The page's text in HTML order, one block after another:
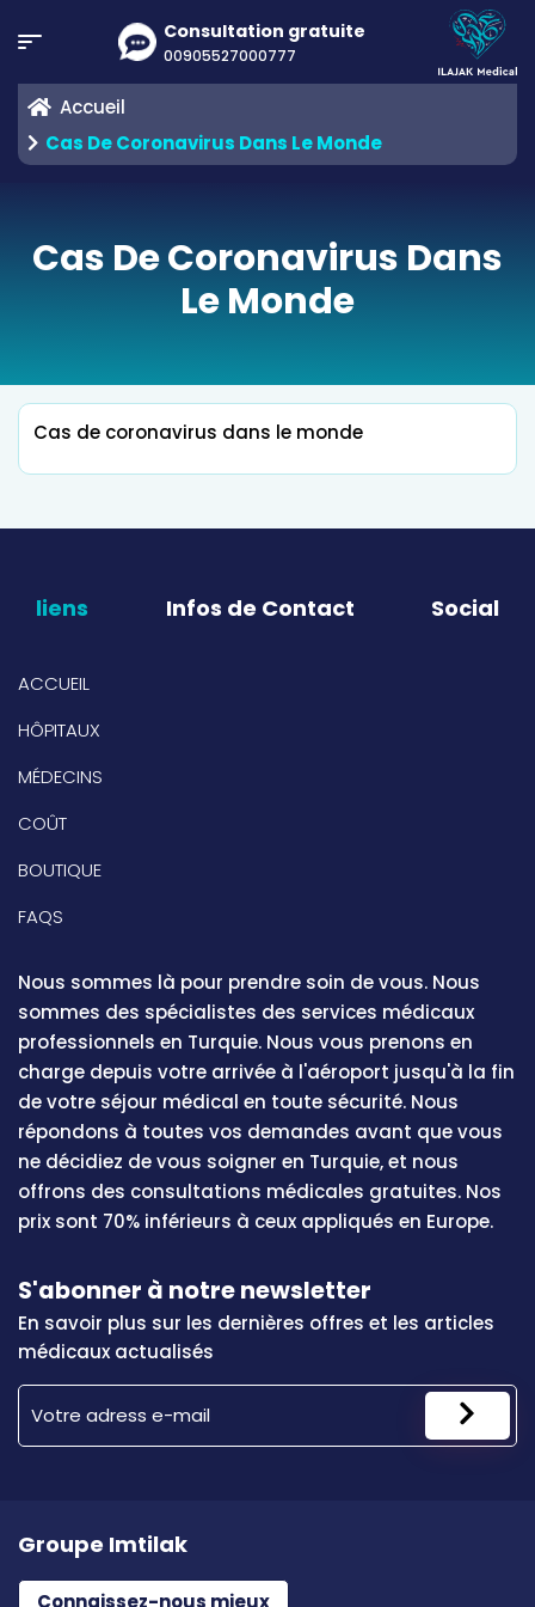
Consultation gratuite
00905527000777
Accueil
Cas De Coronavirus Dans Le Monde
Cas De Coronavirus Dans
Le Monde
Cas de coronavirus dans le monde
liens Infos de Contact Social
ACCUEIL
HÔPITAUX
MÉDECINS
COÛT
BOUTIQUE
FAQS
Nous sommes là pour prendre soin de vous. Nous
sommes des spécialistes des services médicaux
professionnels en Turquie. Nous vous prenons en
charge depuis votre arrivée à l'aéroport jusqu'à la fin
de votre séjour médical en toute sécurité. Nous
répondons à toutes vos demandes avant que vous
ne décidiez de vous soigner en Turquie, et nous
offrons des consultations médicales gratuites. Nos
prix sont 70% inférieurs à ceux appliqués en Europe.
S'abonner à notre newsletter
En savoir plus sur les dernières offres et les articles
médicaux actualisés
Groupe Imtilak
Connaissez-nous mieux